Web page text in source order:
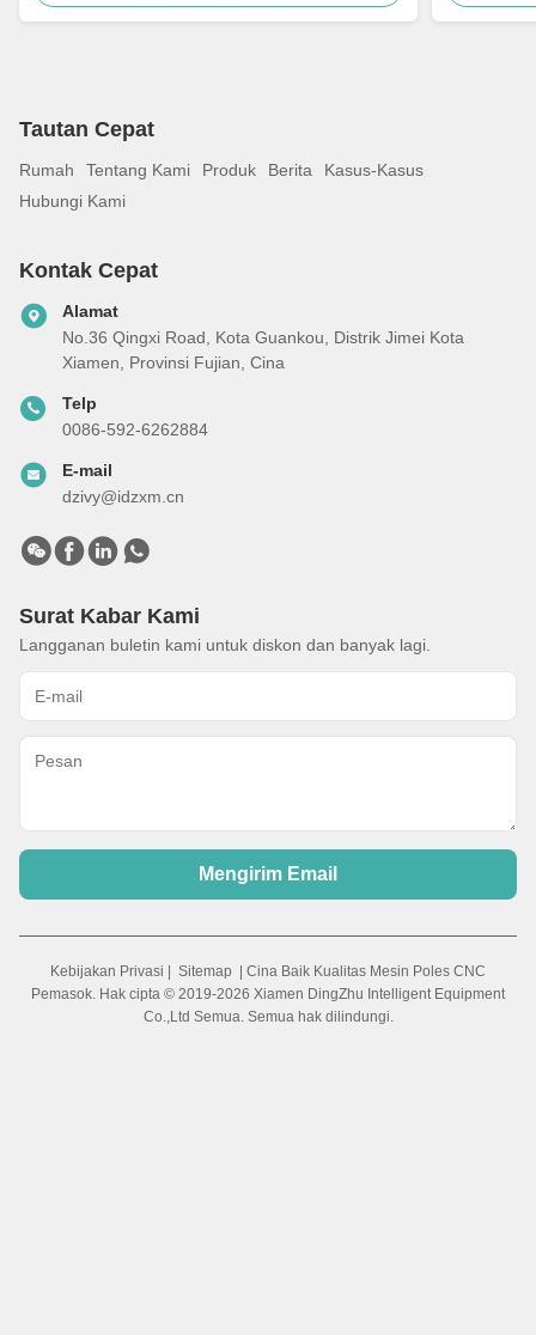
Tautan Cepat
Rumah Tentang Kami Produk Berita
Kasus-Kasus
Hubungi Kami
Kontak Cepat
Alamat
No.36 Qingxi Road, Kota Guankou, Distrik Jimei Kota
Xiamen, Provinsi Fujian, Cina
Telp
0086-592-6262884
E-mail
dzivy@idzxm.cn
Surat Kabar Kami
Langganan buletin kami untuk diskon dan banyak lagi.
Mengirim Email
Kebijakan Privasi | Sitemap | Cina Baik Kualitas Mesin Poles CNC
Pemasok. Hak cipta © 2019-2026 Xiamen DingZhu Intelligent Equipment
Co.,Ltd Semua. Semua hak dilindungi.